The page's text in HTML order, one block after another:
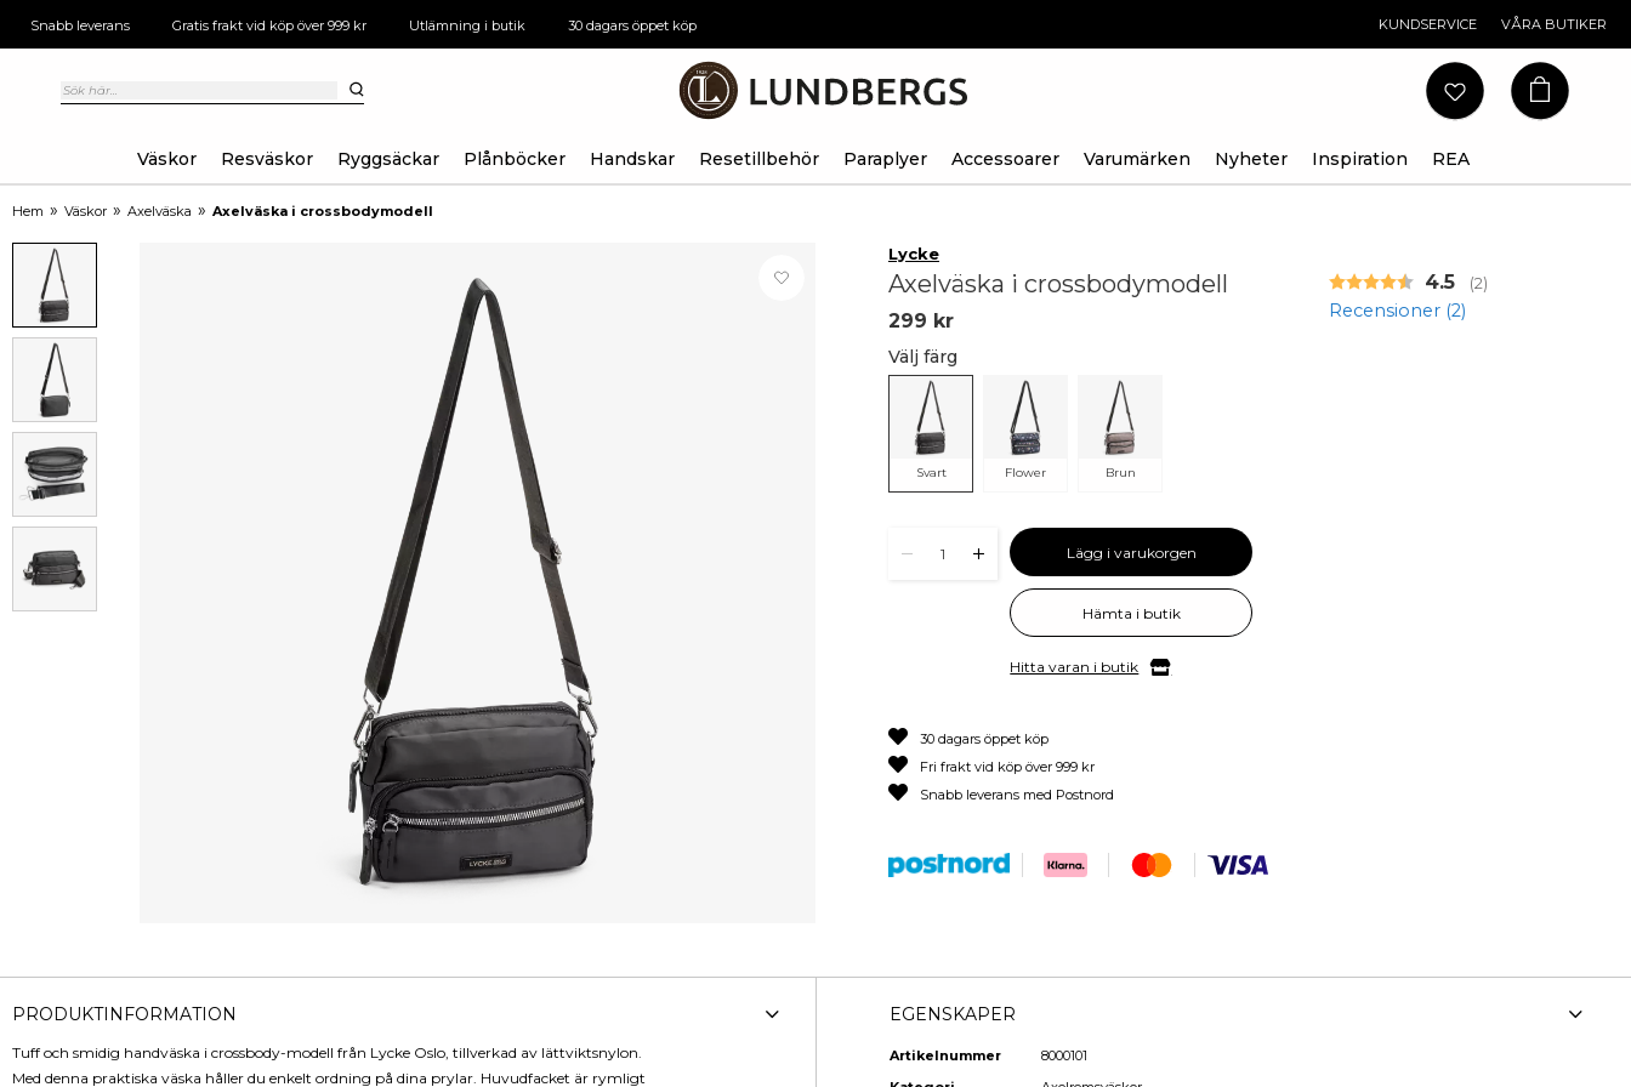
Snabb leverans Gratis frakt vid köp över 999 kr Utlämning i butik 30 dagars öppet köp KUNDSERVICE VÅRA BUTIKER
Väskor Resväskor Ryggsäckar Plånböcker Handskar Resetillbehör Paraplyer Accessoarer Varumärken Nyheter Inspiration REA
Hem » Väskor » Axelväska » Axelväska i crossbodymodell
Lycke
Axelväska i crossbodymodell
299 kr
Snittbetyg:
4.5 (röster:
2)
Recensioner (2)
Välj färg
Svart Flower Brun
1 Lägg i varukorgen
Hämta i butik
Hitta varan i butik
30 dagars öppet köp
Fri frakt vid köp över 999 kr
Snabb leverans med Postnord
PRODUKTINFORMATION
Tuff och smidig handväska i crossbody-modell från Lycke Oslo, tillverkad av lättviktsnylon.
Med denna praktiska väska håller du enkelt ordning på dina prylar. Huvudfacket är rymligt
EGENSKAPER
Artikelnummer
8000101